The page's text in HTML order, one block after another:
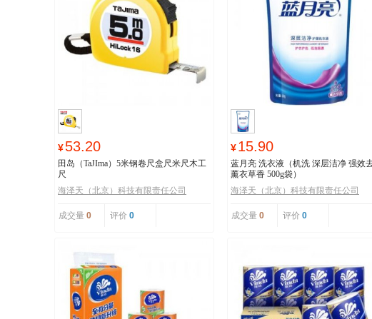
¥53.20
田岛（TaJIma）5米钢卷尺盒尺米尺木工
尺
海泽天（北京）科技有限责任公司
成交量 0 评价 0
¥15.90
蓝月亮 洗衣液（机洗 深层洁净 强效
薰衣草香 500g袋）
海泽天（北京）科技有限责任公司
成交量 0 评价 0